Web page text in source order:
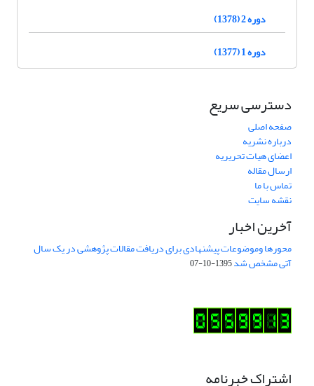
دوره 2 (1378)
دوره 1 (1377)
دسترسی سریع
صفحه اصلی
درباره نشریه
اعضای هیات تحریریه
ارسال مقاله
تماس با ما
نقشه سایت
آخرین اخبار
محورها وموضوعات پیشنهادی برای دریافت مقالات پژوهشی در یک سال
آتی مشخص شد1395-10-07
اشتراک خبرنامه